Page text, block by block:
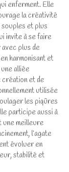
enferment. Elle
la créativité
et plus
invite à se faire
plus de
harmonisant et
alliée
création et de
utilisée
les piqûres
participe aussi à
une meilleure
l’agate
évoluer en
stabilité et